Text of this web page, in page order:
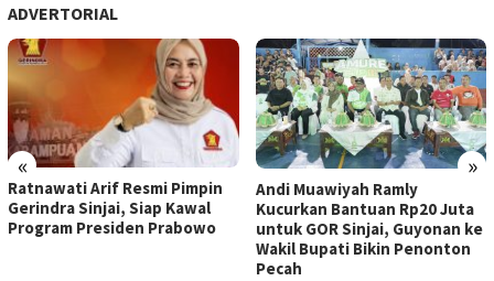
ADVERTORIAL
« »
Ratnawati Arif Resmi Pimpin
Gerindra Sinjai, Siap Kawal
Program Presiden Prabowo
Andi Muawiyah Ramly
Kucurkan Bantuan Rp20 Juta
untuk GOR Sinjai, Guyonan ke
Wakil Bupati Bikin Penonton
Pecah